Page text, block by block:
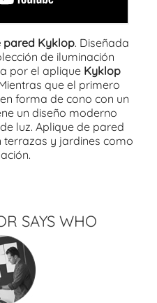
pared Kyklop. Diseñada
de iluminación
por el aplique Kyklop
que el primero
forma de cono con un
un diseño moderno
luz. Aplique de pared
y jardines como
SAYS WHO